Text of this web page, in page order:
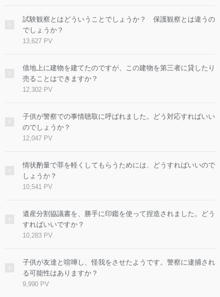
試験観察とはどういうことでしょうか？ 保護観察とは違うの
でしょうか？
13,627 PV
借地上に建物を建てたのですが、この建物を第三者に貸したり
売ることはできますか？
12,302 PV
子供が警察での事情聴取に呼ばれました。どう対応すればいい
のでしょうか？
12,047 PV
情状酌量で罪を軽くしてもらうためには、どうすればいいので
しょうか？
10,541 PV
遺産分割協議書を、勝手に印鑑を使って捏造されました。どう
すればいいですか？
10,283 PV
子供が友達と喧嘩し、怪我をさせたようです。警察に逮捕され
る可能性はありますか？
9,990 PV